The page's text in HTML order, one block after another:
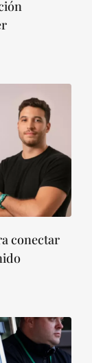
conectar